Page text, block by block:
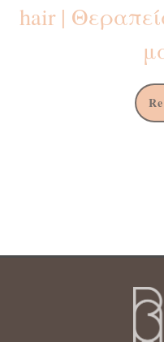
hair |